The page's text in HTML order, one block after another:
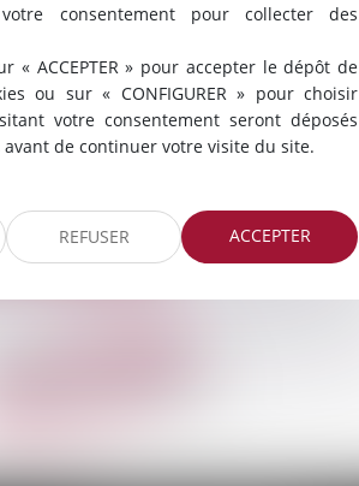
perdu
mot de passe
consentement pour collecter des
« ACCEPTER » pour accepter le dépôt de
ou sur « CONFIGURER » pour choisir
votre consentement seront déposés
avant de continuer votre visite du site.
REFUSER ACCEPTER